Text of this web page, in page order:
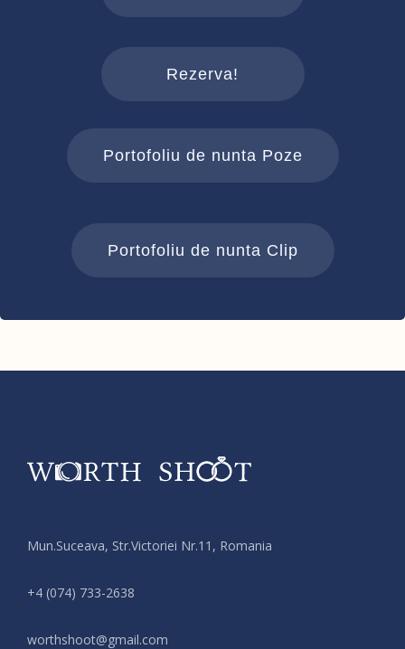
Rezerva!
Portofoliu de nunta Poze
Portofoliu de nunta Clip
Mun.Suceava, Str.Victoriei Nr.11, Romania
+4 (074) 733-2638
moc.liamg@toohshtrow